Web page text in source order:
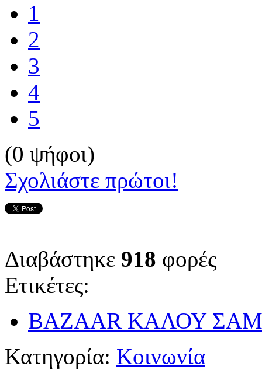
1
2
3
4
5
(0 ψήφοι)
Σχολιάστε πρώτοι!
Διαβάστηκε 918 φορές
Ετικέτες:
BAZAAR ΚΑΛΟΥ
Κατηγορία: Κοινωνία